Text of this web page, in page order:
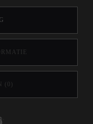
(0)